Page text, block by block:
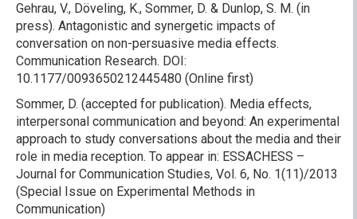
Gehrau, V., Döveling, K., Sommer, D. & Dunlop, S. M. (in
press). Antagonistic and synergetic impacts of
conversation on non-persuasive media effects.
Communication Research. DOI:
10.1177/0093650212445480 (Online first)
Sommer, D. (accepted for publication). Media effects,
interpersonal communication and beyond: An experimental
approach to study conversations about the media and their
role in media reception. To appear in: ESSACHESS –
Journal for Communication Studies, Vol. 6, No. 1(11)/2013
(Special Issue on Experimental Methods in
Communication)